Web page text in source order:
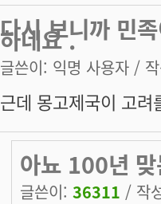
다시 보니까 민
하네요 .
글쓴이: 익명 사용자 /
근데 몽고제국이 고
아뇨 100년
글쓴이: 36311 / 작